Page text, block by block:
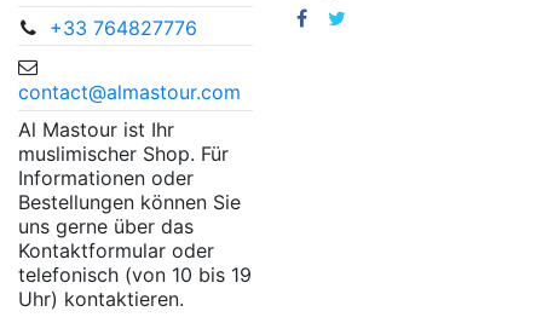
+33 764827776
contact@almastour.com
Al Mastour ist Ihr
muslimischer Shop. Für
Informationen oder
Bestellungen können Sie
uns gerne über das
Kontaktformular oder
telefonisch (von 10 bis 19
Uhr) kontaktieren.